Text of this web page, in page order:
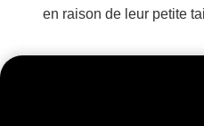
en raison de leur petite